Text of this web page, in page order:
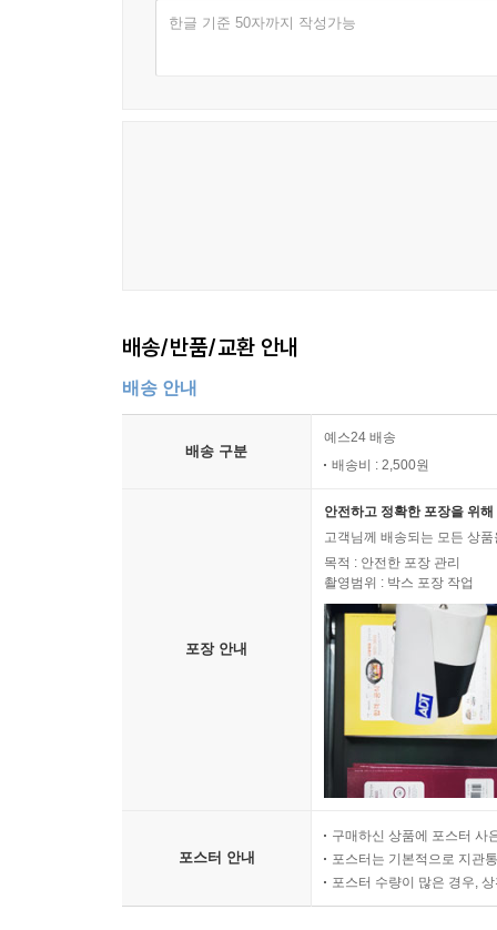
한글 기준 50자까지 작성가능
배송/반품/교환 안내
배송 안내
배송 구분
예스24 배송
배송비 : 2,500원
포장 안내
안전하고 정확한 포장을 위
고객님께 배송되는 모든 상
목적 : 안전한 포장 관리
촬영범위 : 박스 포장 작업
포스터 안내
구매하신 상품에 포스터 사
포스터는 기본적으로 지관
포스터 수량이 많은 경우,